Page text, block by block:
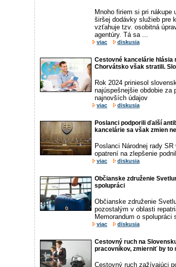
Mnoho firiem si pri nákupe
širšej dodávky služieb pre
vzťahuje tzv. osobitná
agentúry. Tá sa ...
viac diskusia
Cestovné kancelárie hlásia
Chorvátsko však stratili.
Rok 2024 priniesol
najúspešnejšie obdobie za
najnovších údajov
viac diskusia
Poslanci podporili ďalší
kancelárie sa však zmien
Poslanci Národnej rady
opatrení na zlepšenie
viac diskusia
Občianske združenie
spolupráci
Občianske združenie
pozostalým v oblasti
Memorandum o spolupráci
viac diskusia
Cestovný ruch na
pracovníkov, zmierniť by to
Cestovný ruch zažívajúci